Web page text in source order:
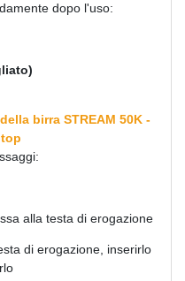
dopo l'uso:
birra STREAM 50K -
alla testa di erogazione
di erogazione, inserirlo